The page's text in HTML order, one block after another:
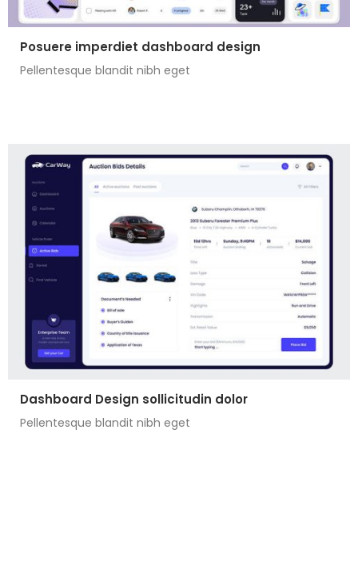
Posuere imperdiet dashboard design
Pellentesque blandit nibh eget
Dashboard Design sollicitudin dolor
Pellentesque blandit nibh eget